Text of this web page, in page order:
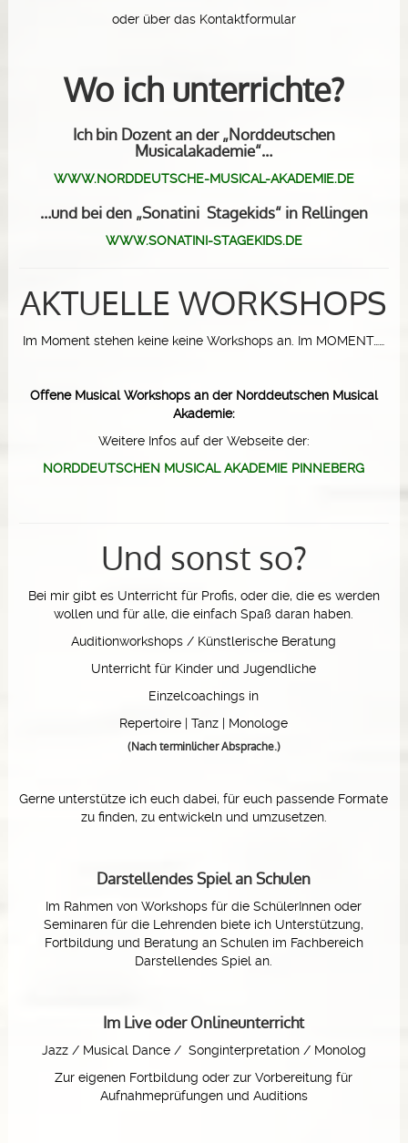
oder über das Kontaktformular
Wo ich unterrichte?
Ich bin Dozent an der „Norddeutschen
Musicalakademie“…
WWW.NORDDEUTSCHE-MUSICAL-AKADEMIE.DE
…und bei den „Sonatini Stagekids“ in Rellingen
WWW.SONATINI-STAGEKIDS.DE
AKTUELLE WORKSHOPS
Im Moment stehen keine keine Workshops an. Im MOMENT……
Offene Musical Workshops an der Norddeutschen Musical
Akademie:
Weitere Infos auf der Webseite der:
NORDDEUTSCHEN MUSICAL AKADEMIE PINNEBERG
Und sonst so?
Bei mir gibt es Unterricht für Profis, oder die, die es werden
wollen und für alle, die einfach Spaß daran haben.
Auditionworkshops / Künstlerische Beratung
Unterricht für Kinder und Jugendliche
Einzelcoachings in
Repertoire | Tanz | Monologe
(Nach terminlicher Absprache.)
Gerne unterstütze ich euch dabei, für euch passende Formate
zu finden, zu entwickeln und umzusetzen.
Darstellendes Spiel an Schulen
Im Rahmen von Workshops für die SchülerInnen oder
Seminaren für die Lehrenden biete ich Unterstützung,
Fortbildung und Beratung an Schulen im Fachbereich
Darstellendes Spiel an.
Im Live oder Onlineunterricht
Jazz / Musical Dance / Songinterpretation / Monolog
Zur eigenen Fortbildung oder zur Vorbereitung für
Aufnahmeprüfungen und Auditions